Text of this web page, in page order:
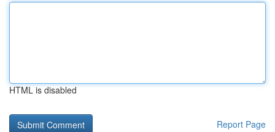
HTML is disabled
Report Page